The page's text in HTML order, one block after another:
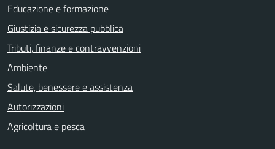
Educazione e formazione
Giustizia e sicurezza pubblica
Tributi, finanze e contravvenzioni
Ambiente
Salute, benessere e assistenza
Autorizzazioni
Agricoltura e pesca